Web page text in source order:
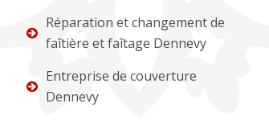
Réparation et changement de
faîtière et faîtage Dennevy
Entreprise de couverture
Dennevy